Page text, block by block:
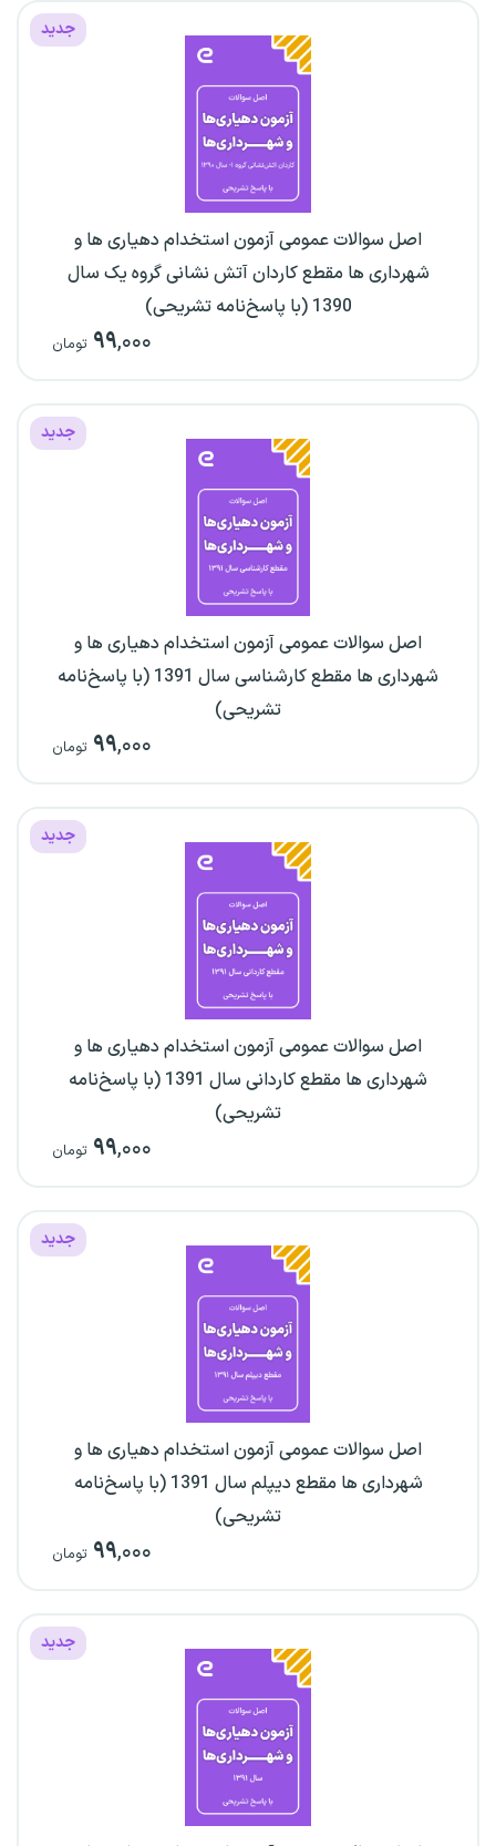
جدید
اصل سوالات عمومی آزمون استخدام دهیاری ها و
شهرداری ها مقطع کاردان آتش نشانی گروه یک سال
1390 (با پاسخ‌نامه تشریحی)
۹۹,۰۰۰ تومان
جدید
اصل سوالات عمومی آزمون استخدام دهیاری ها و
شهرداری ها مقطع کارشناسی سال 1391 (با پاسخ‌نامه
تشریحی)
۹۹,۰۰۰ تومان
جدید
اصل سوالات عمومی آزمون استخدام دهیاری ها و
شهرداری ها مقطع کاردانی سال 1391 (با پاسخ‌نامه
تشریحی)
۹۹,۰۰۰ تومان
جدید
اصل سوالات عمومی آزمون استخدام دهیاری ها و
شهرداری ها مقطع دیپلم سال 1391 (با پاسخ‌نامه
تشریحی)
۹۹,۰۰۰ تومان
جدید